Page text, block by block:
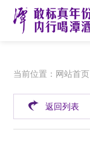
当前位置： 网站首页
返回列表